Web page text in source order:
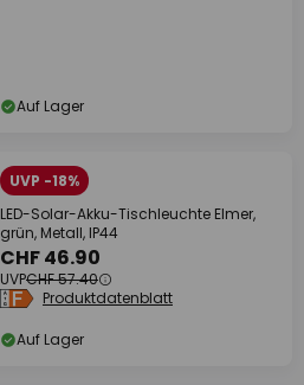
Auf Lager
UVP -18%
LED-Solar-Akku-Tischleuchte Elmer,
grün, Metall, IP44
CHF 46.90
UVPCHF 57.40
Produktdatenblatt
Auf Lager